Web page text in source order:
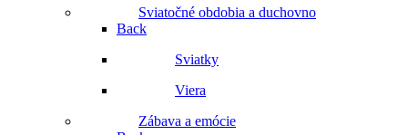
Sviatočné obdobia a duchovno
Back
Sviatky
Viera
Zábava a emócie